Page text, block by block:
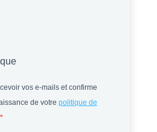
vos e-mails et confirme
de votre politique de